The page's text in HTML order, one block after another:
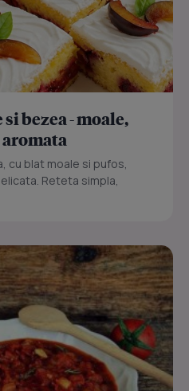
bezea - moale,
cu blat moale si pufos,
Reteta simpla,